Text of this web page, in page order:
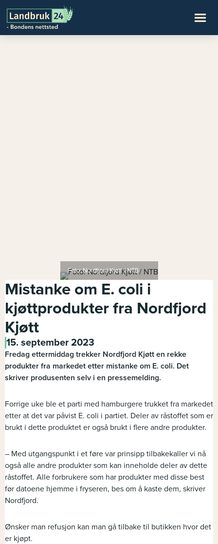
Foto: Nordfjord Kjøtt / NTB
Mistanke om E. coli i
kjøttprodukter fra Nordfjord
Kjøtt
15. september 2023
Fredag ettermiddag trekker Nordfjord Kjøtt en rekke
produkter fra markedet etter mistanke om E. coli. Det
skriver produsenten selv i en pressemelding.
Forrige uke ble et parti med hamburgere trukket fra markedet
etter at det var påvist E. coli i partiet. Deler av råstoffet som er
brukt i dette produktet er også brukt i flere andre produkter.
– Med utgangspunkt i et føre var prinsipp tilbakekaller vi nå
også alle andre produkter som kan inneholde deler av dette
råstoffet. Alle forbrukere som har produkter med disse best
før datoene hjemme i fryseren, bes om å kaste dem, skriver
Nordfjord.
Ønsker man refusjon kan man gå tilbake til butikken hvor det
er kjøpt.